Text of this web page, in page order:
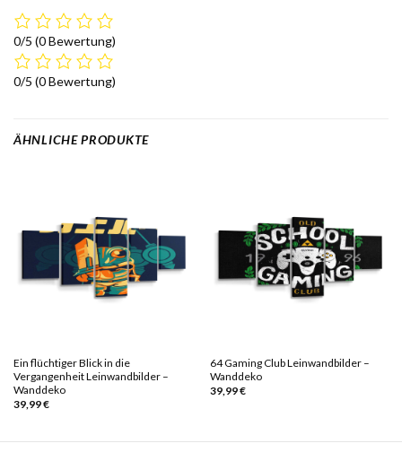
0/5 (0 Bewertung)
0/5 (0 Bewertung)
ÄHNLICHE PRODUKTE
Ein flüchtiger Blick in die
Vergangenheit Leinwandbilder –
Wanddeko
39,99€
64 Gaming Club Leinwandbilder –
Wanddeko
39,99€